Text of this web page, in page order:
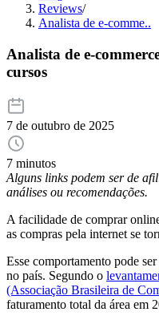
Reviews/
Analista de e-comme..
Analista de e-
cursos
7 de outubro de 2025
7 minutos
Alguns links podem ser de
análises ou recomendações.
A facilidade de comprar
as compras pela internet se
Esse comportamento pode
no país. Segundo o
(Associação Brasileira de
faturamento total da área em